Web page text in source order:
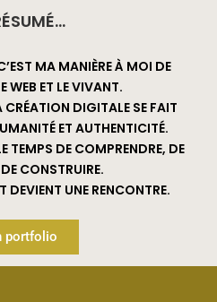
MA MANIÈRE À MOI DE
WEB ET LE VIVANT.
CRÉATION DIGITALE SE FAIT
ET AUTHENTICITÉ.
TEMPS DE COMPRENDRE, DE
CONSTRUIRE.
DEVIENT UNE RENCONTRE.
portfolio